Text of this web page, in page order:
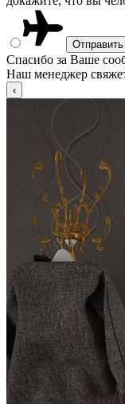
Спасибо за Ваше
Наш менеджер